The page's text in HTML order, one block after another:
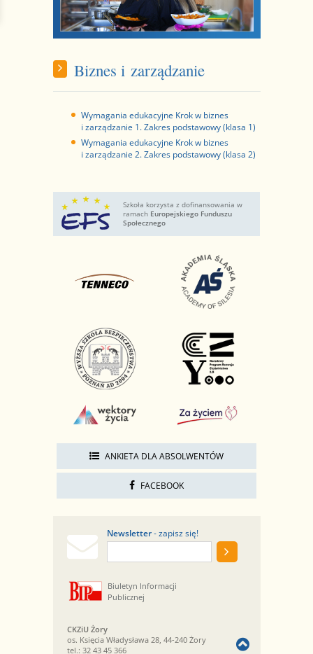
Biznes i zarządzanie
Wymagania edukacyjne Krok w biznes
i zarządzanie 1. Zakres podstawowy (klasa 1)
Wymagania edukacyjne Krok w biznes
i zarządzanie 2. Zakres podstawowy (klasa 2)
Szkoła korzysta z dofinansowania w
ramach Europejskiego Funduszu
Społecznego
ANKIETA DLA ABSOLWENTÓW
FACEBOOK
Newsletter- zapisz się!
Biuletyn Informacji
Publicznej
CKZiU Żory
os. Księcia Władysława 28, 44-240 Żory
tel.: 32 43 45 366